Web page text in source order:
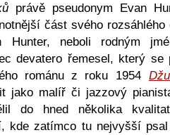
právě pseudonym Evan
část svého rozsáhlého
neboli rodným
devatero řemesel, který se
románu z roku 1954
jako malíř či jazzový
do hned několika
kde zatímco tu nejvyšší